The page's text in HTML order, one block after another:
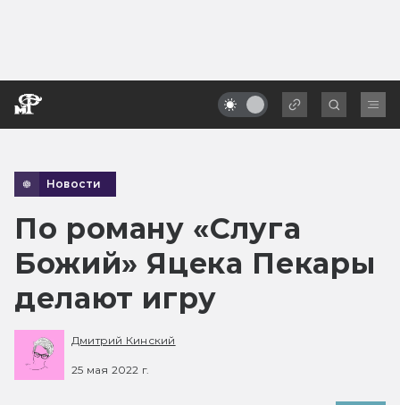
Новости
По роману «Слуга
Божий» Яцека Пекары
делают игру
Дмитрий Кинский
25 мая 2022 г.